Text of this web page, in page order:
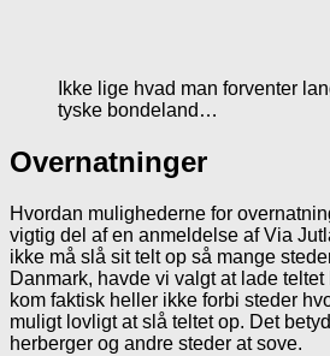
Ikke lige hvad man forventer
tyske bondeland…
Overnatninger
Hvordan mulighederne for
vigtig del af en anmeldelse af Via
ikke må slå sit telt op så mange
Danmark, havde vi valgt at lade
kom faktisk heller ikke forbi steder
muligt lovligt at slå teltet op. Det
herberger og andre steder at sove.